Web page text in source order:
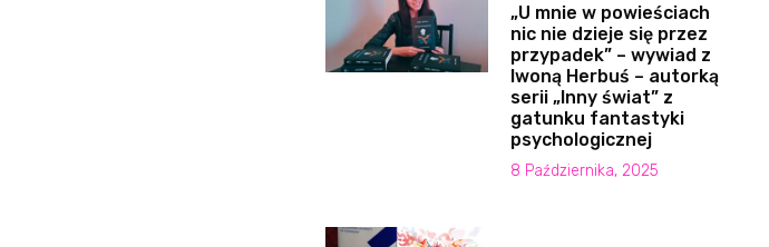
„U mnie w powieściach
nic nie dzieje się przez
przypadek” – wywiad z
Iwoną Herbuś – autorką
serii „Inny świat” z
gatunku fantastyki
psychologicznej
8 Października, 2025